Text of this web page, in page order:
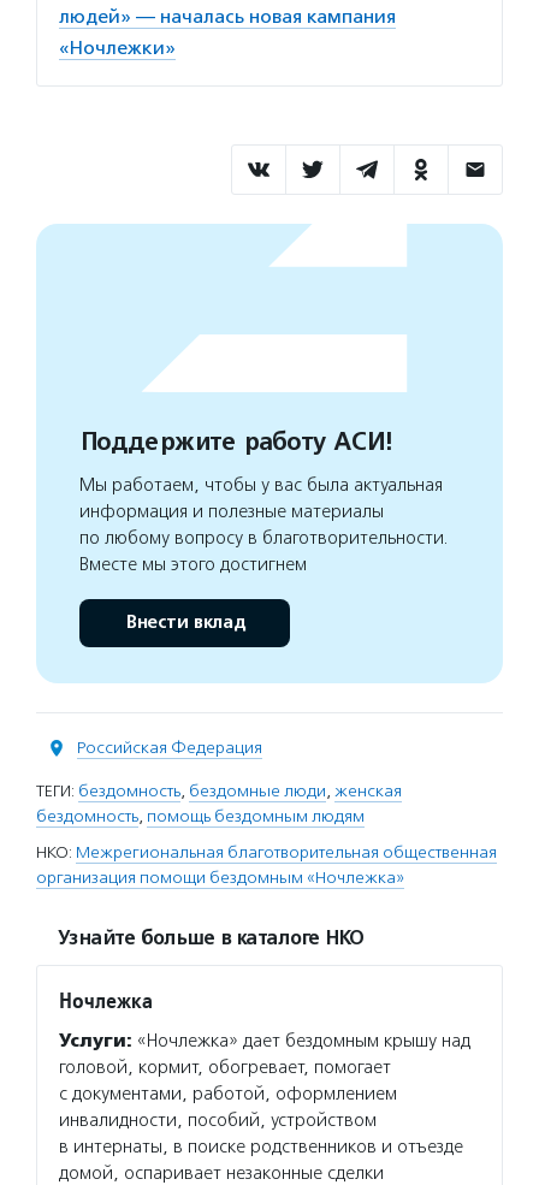
людей» — началась новая кампания
«Ночлежки»
Поддержите работу АСИ!
Мы работаем, чтобы у вас была актуальная
информация и полезные материалы
по любому вопросу в благотворительности.
Вместе мы этого достигнем
Внести вклад
Российская Федерация
ТЕГИ: бездомность, бездомные люди, женская
бездомность, помощь бездомным людям
НКО: Межрегиональная благотворительная общественная
организация помощи бездомным «Ночлежка»
Узнайте больше в каталоге НКО
Ночлежка
Услуги: «Ночлежка» дает бездомным крышу над
головой, кормит, обогревает, помогает
с документами, работой, оформлением
инвалидности, пособий, устройством
в интернаты, в поиске родственников и отъезде
домой, оспаривает незаконные сделки